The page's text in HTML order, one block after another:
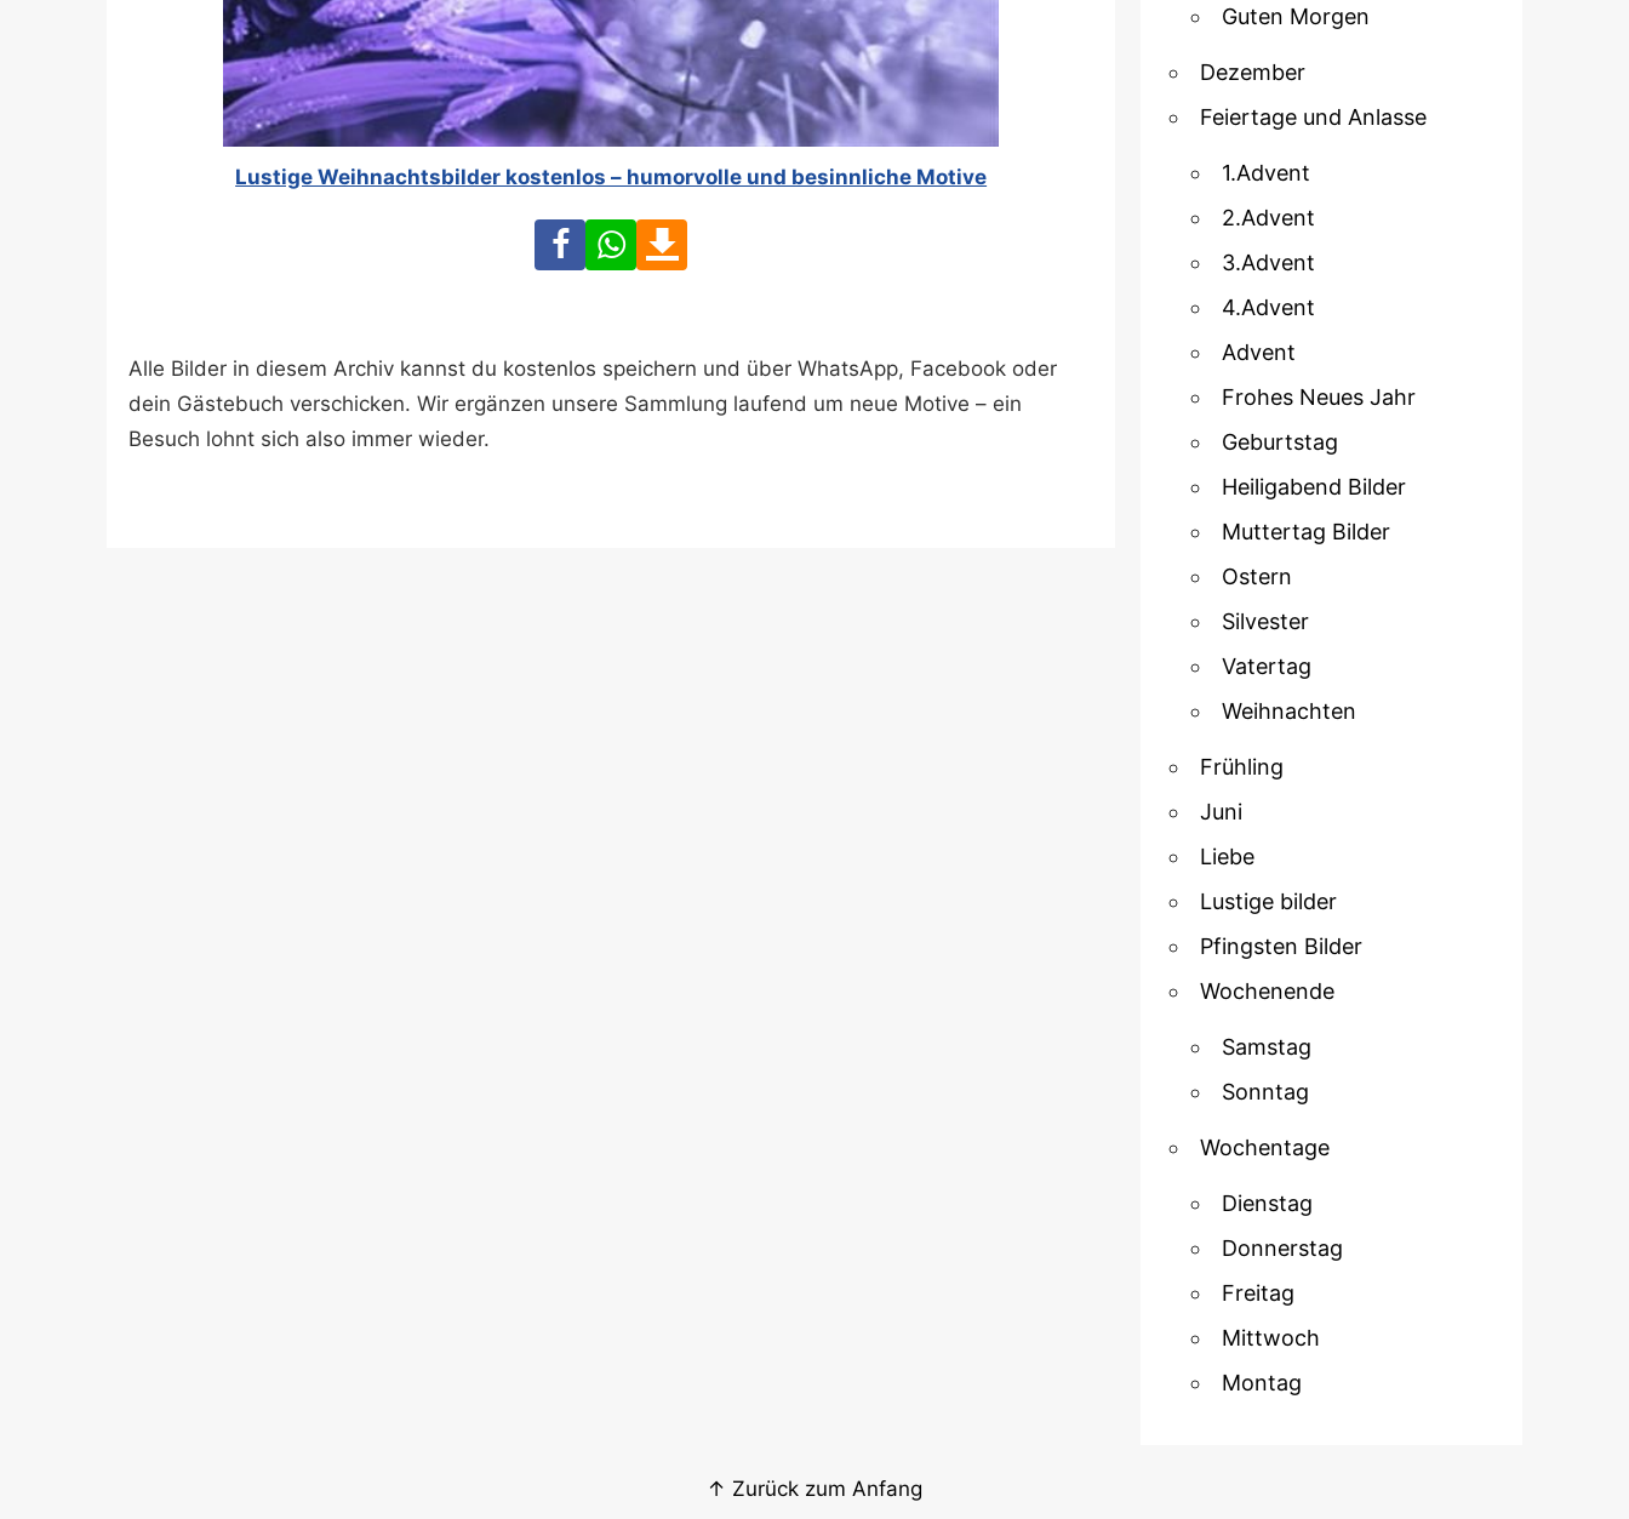
Lustige Weihnachtsbilder kostenlos – humorvolle und besinnliche Motive
FacebookWhatsApp
Alle Bilder in diesem Archiv kannst du kostenlos speichern und über WhatsApp, Facebook oder
dein Gästebuch verschicken. Wir ergänzen unsere Sammlung laufend um neue Motive – ein
Besuch lohnt sich also immer wieder.
Guten Morgen
Dezember
Feiertage und Anlasse
1.Advent
2.Advent
3.Advent
4.Advent
Advent
Frohes Neues Jahr
Geburtstag
Heiligabend Bilder
Muttertag Bilder
Ostern
Silvester
Vatertag
Weihnachten
Frühling
Juni
Liebe
Lustige bilder
Pfingsten Bilder
Wochenende
Samstag
Sonntag
Wochentage
Dienstag
Donnerstag
Freitag
Mittwoch
Montag
↑ Zurück zum Anfang